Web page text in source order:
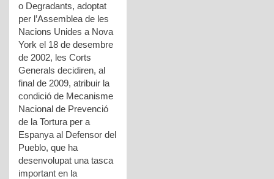
o Degradants, adoptat
per l’Assemblea de les
Nacions Unides a Nova
York el 18 de desembre
de 2002, les Corts
Generals decidiren, al
final de 2009, atribuir la
condició de Mecanisme
Nacional de Prevenció
de la Tortura per a
Espanya al Defensor del
Pueblo, que ha
desenvolupat una tasca
important en la